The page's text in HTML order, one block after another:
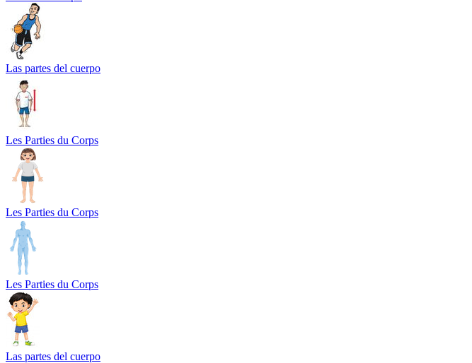
Las partes del cuerpo
Les Parties du Corps
Les Parties du Corps
Les Parties du Corps
Las partes del cuerpo